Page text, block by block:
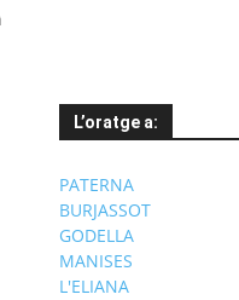
L’oratge a:
PATERNA
BURJASSOT
GODELLA
MANISES
L'ELIANA